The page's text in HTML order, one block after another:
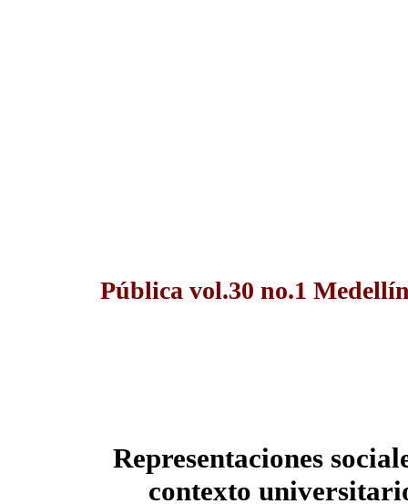
Pública vol.30 no.1
Representaciones
contexto